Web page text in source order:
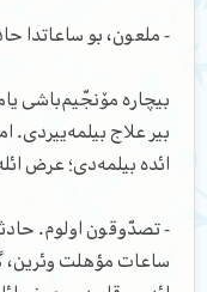
- ملعون، بو ساعاتدا
بیچاره مۆنجّیم‌باشی
بیر علاج بیلمه‌ییردی.
ائده بیلمه‌دی؛ عرض
- تصدّوقون اولوم.
ساعات مؤهلت وئرین،